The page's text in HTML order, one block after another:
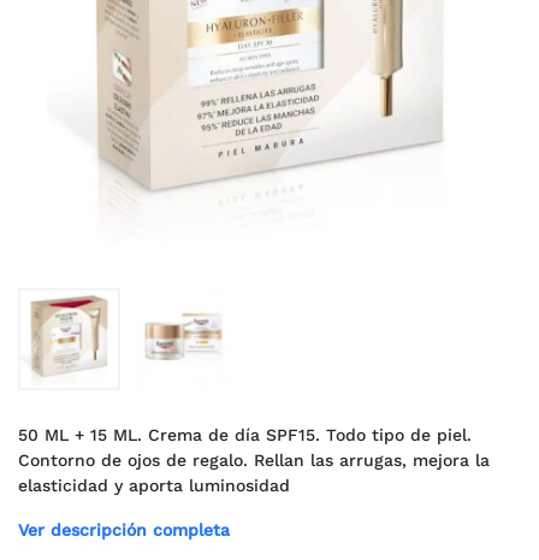
50 ML + 15 ML. Crema de día SPF15. Todo tipo de piel.
Contorno de ojos de regalo. Rellan las arrugas, mejora la
elasticidad y aporta luminosidad
Ver descripción completa